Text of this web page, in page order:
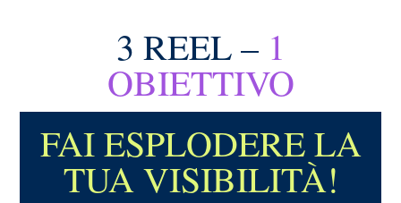
3 REEL –1
OBIETTIVO
FAI ESPLODERE LA
TUA VISIBILITÀ!